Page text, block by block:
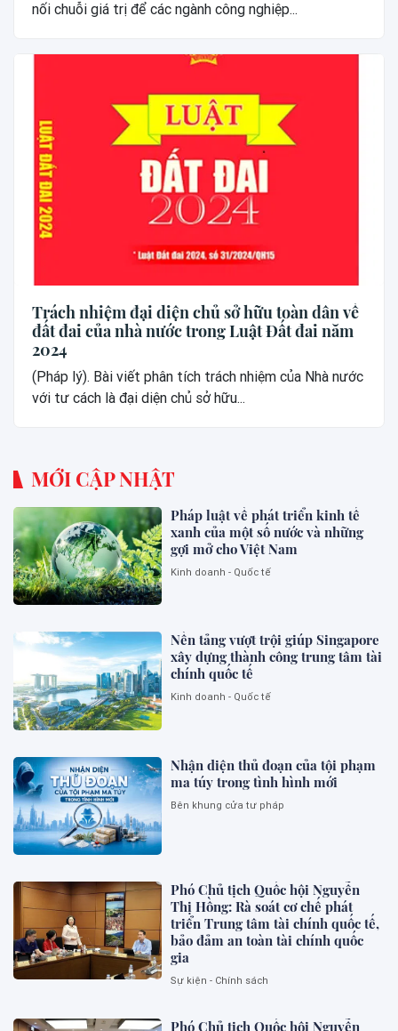
nối chuỗi giá trị để các ngành công nghiệp...
Trách nhiệm đại diện chủ sở hữu toàn dân về
đất đai của nhà nước trong Luật Đất đai năm
2024
(Pháp lý). Bài viết phân tích trách nhiệm của Nhà nước
với tư cách là đại diện chủ sở hữu...
MỚI CẬP NHẬT
Pháp luật về phát triển kinh tế
xanh của một số nước và những
gợi mở cho Việt Nam
Kinh doanh - Quốc tế
Nền tảng vượt trội giúp Singapore
xây dựng thành công trung tâm tài
chính quốc tế
Kinh doanh - Quốc tế
Nhận diện thủ đoạn của tội phạm
ma túy trong tình hình mới
Bên khung cửa tư pháp
Phó Chủ tịch Quốc hội Nguyễn
Thị Hồng: Rà soát cơ chế phát
triển Trung tâm tài chính quốc tế,
bảo đảm an toàn tài chính quốc
gia
Sự kiện - Chính sách
Phó Chủ tịch Quốc hội Nguyễn